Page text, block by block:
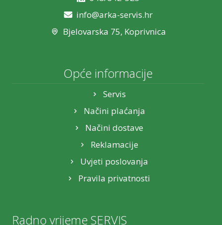
info@arka-servis.hr
Bjelovarska 75, Koprivnica
Opće informacije
Servis
Načini plaćanja
Načini dostave
Reklamacije
Uvjeti poslovanja
Pravila privatnosti
Radno vrijeme SERVIS